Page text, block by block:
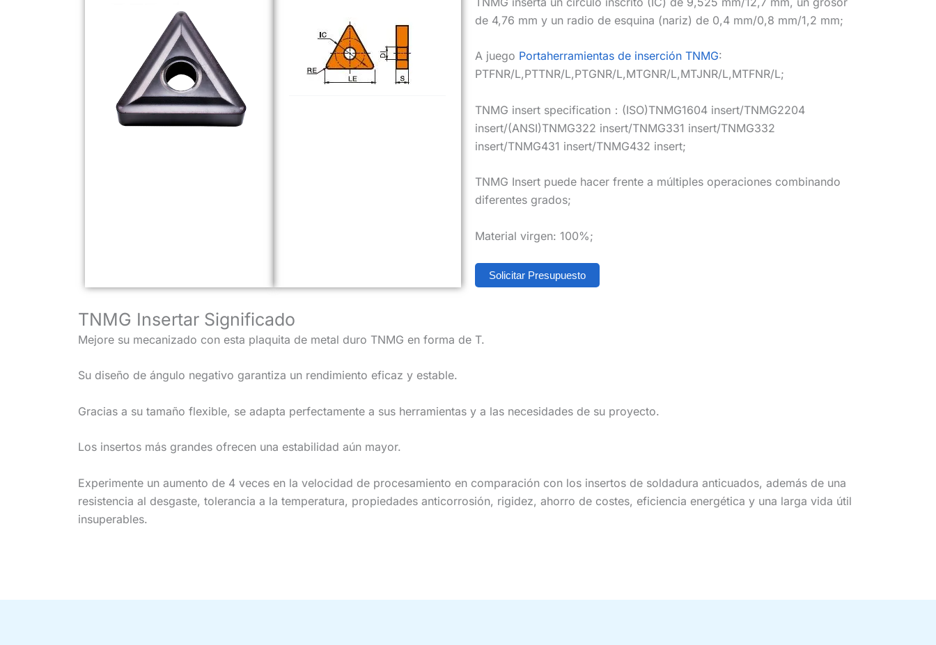
de 4,76 mm y un radio de esquina (nariz) de 0,4 mm/0,8 mm/1,2 mm;
A juego Portaherramientas de inserción TNMG:
PTFNR/L,PTTNR/L,PTGNR/L,MTGNR/L,MTJNR/L,MTFNR/L;
TNMG insert specification：(ISO)TNMG1604 insert/TNMG2204
insert/(ANSI)TNMG322 insert/TNMG331 insert/TNMG332
insert/TNMG431 insert/TNMG432 insert;
TNMG Insert puede hacer frente a múltiples operaciones combinando
diferentes grados;
Material virgen: 100%;
Solicitar Presupuesto
TNMG Insertar Significado
Mejore su mecanizado con esta plaquita de metal duro TNMG en forma de T.
Su diseño de ángulo negativo garantiza un rendimiento eficaz y estable.
Gracias a su tamaño flexible, se adapta perfectamente a sus herramientas y a las necesidades de su proyecto.
Los insertos más grandes ofrecen una estabilidad aún mayor.
Experimente un aumento de 4 veces en la velocidad de procesamiento en comparación con los insertos de soldadura anticuados, además de una
resistencia al desgaste, tolerancia a la temperatura, propiedades anticorrosión, rigidez, ahorro de costes, eficiencia energética y una larga vida útil
insuperables.